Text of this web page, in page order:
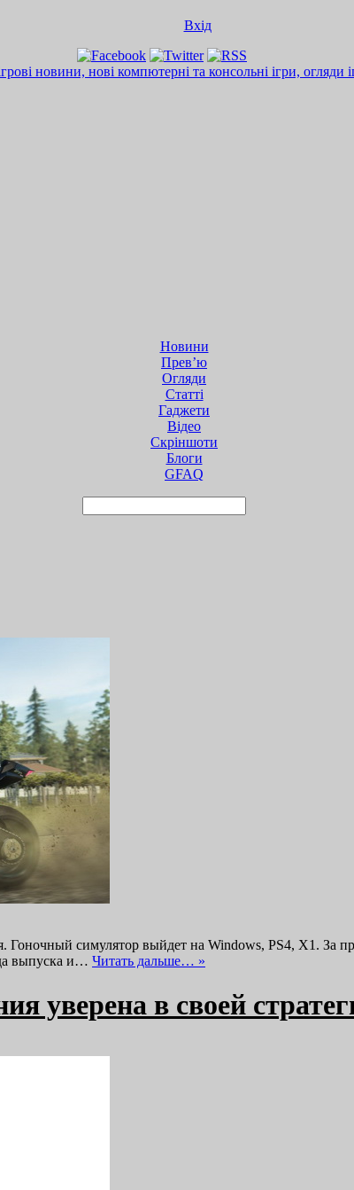
Вхід
Новини
Прев’ю
Огляди
Статті
Гаджети
Відео
Cкріншоти
Блоги
GFAQ
симулятор выйдет на Windows, PS4, X1. За
выпуска и… Читать дальше… »
уверена в своей